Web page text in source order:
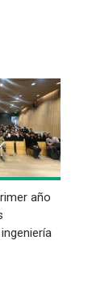
año